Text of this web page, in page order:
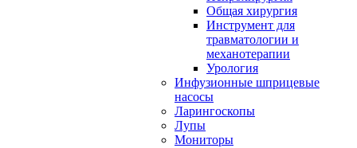
Общая хирургия
Инструмент для
травматологии и
механотерапии
Урология
Инфузионные шприцевые
насосы
Ларингоскопы
Лупы
Мониторы